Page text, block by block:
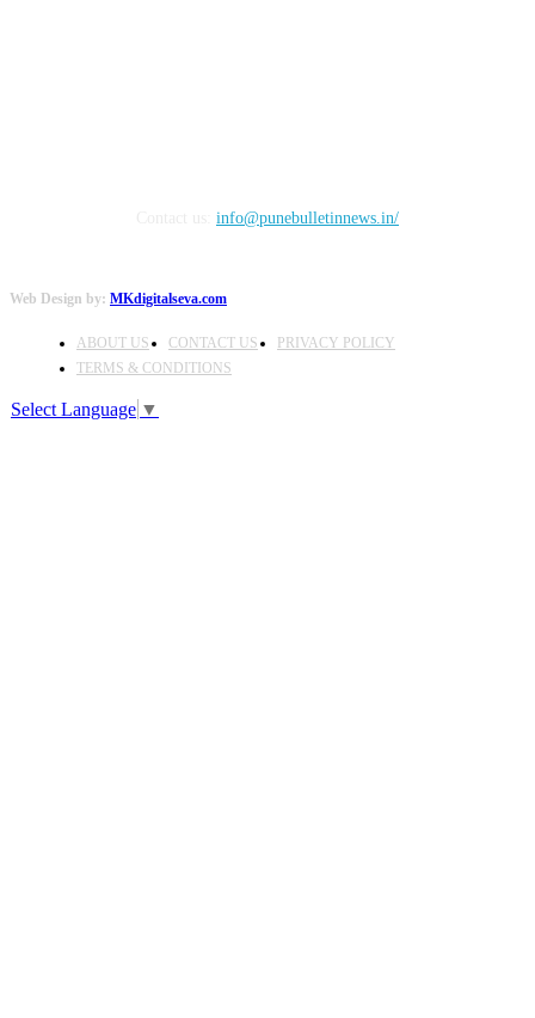
info@punebulletinnews.in/
Web Design by: MKdigitalseva.com
ABOUT US CONTACT US
PRIVACY POLICY
TERMS & CONDITIONS
Select Language ▼